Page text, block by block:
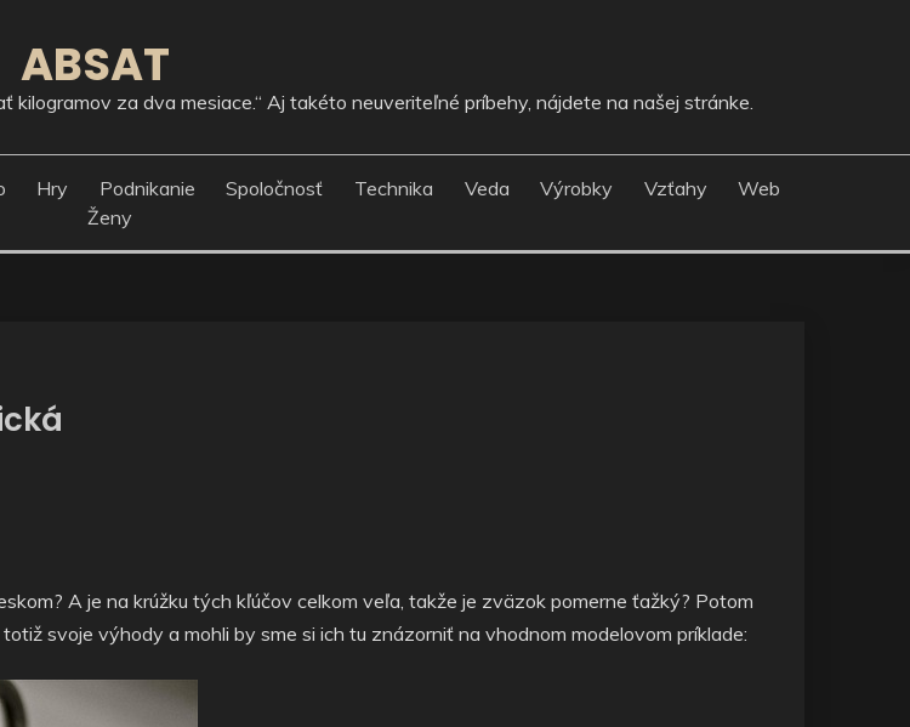
ABSAT
kilogramov za dva mesiace.“ Aj takéto neuveriteľné príbehy, nájdete na našej stránke.
Hry Podnikanie Spoločnosť Technika Veda Výrobky Vzťahy
Web
Ženy
A je na krúžku tých kľúčov celkom veľa, takže je zväzok pomerne ťažký? Potom
svoje výhody a mohli by sme si ich tu znázorniť na vhodnom modelovom príklade: